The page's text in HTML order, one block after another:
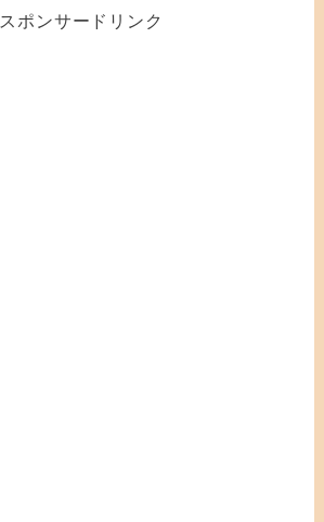
スポンサードリンク